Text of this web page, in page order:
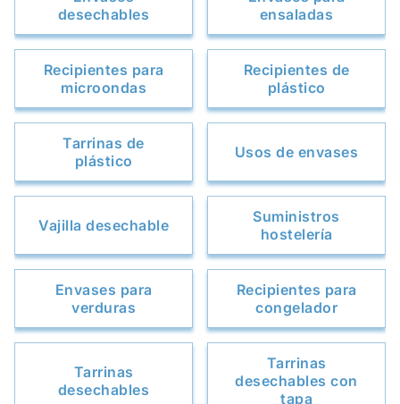
desechables
ensaladas
Recipientes para
microondas
Recipientes de
plástico
Tarrinas de
plástico
Usos de envases
Vajilla desechable
Suministros
hostelería
Envases para
verduras
Recipientes para
congelador
Tarrinas
desechables
Tarrinas
desechables con
tapa